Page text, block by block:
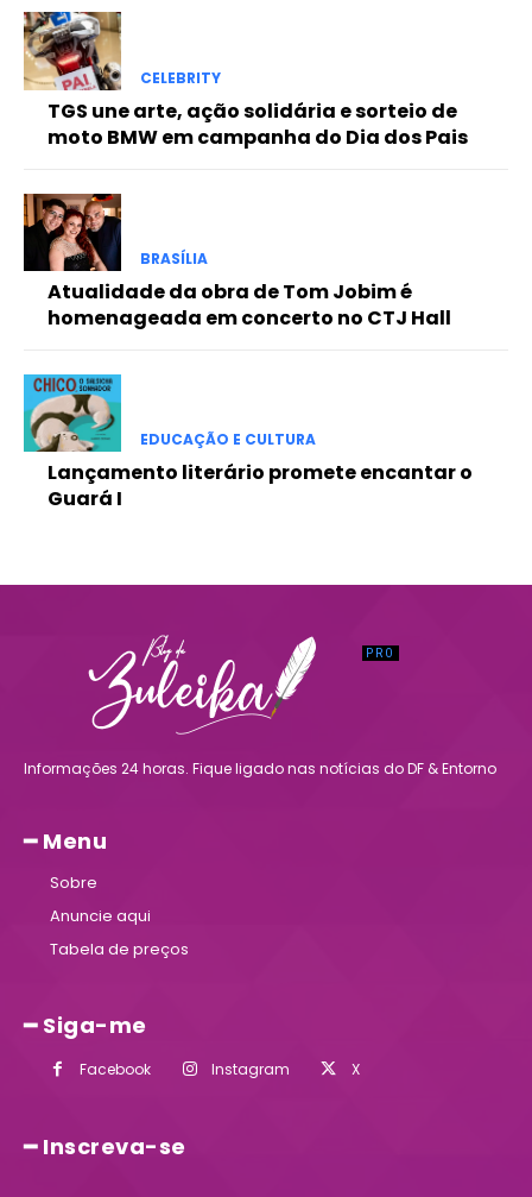
Pro
Full member access:
Etiam est nibh, lobortis sit
Ut mollis pellentesque tortor
Nullam eu erat condimentum
Donec quis est ac felis
Orci varius natoque dolor
CELEBRITY
TGS une arte, ação solidária e sorteio de
moto BMW em campanha do Dia dos Pais
BRASÍLIA
Atualidade da obra de Tom Jobim é
homenageada em concerto no CTJ Hall
EDUCAÇÃO E CULTURA
Lançamento literário promete encantar o
Guará I
Informações 24 horas. Fique ligado nas notícias do DF & Entorno
━ Menu
Sobre
Anuncie aqui
Tabela de preços
━ Siga-me
Facebook Instagram X
━ Inscreva-se